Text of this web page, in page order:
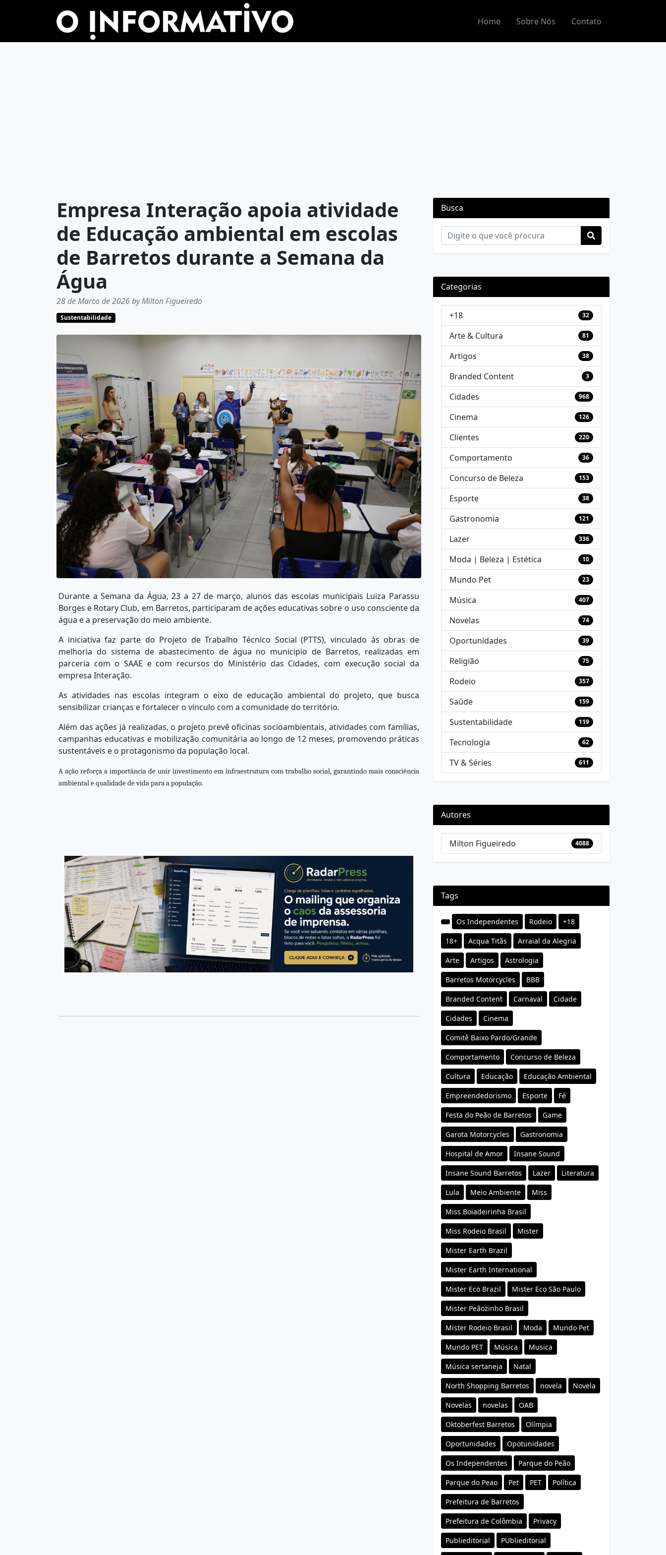
Home Sobre Nós Contato
Empresa Interação apoia atividade
de Educação ambiental em escolas
de Barretos durante a Semana da
Água
28 de Marco de 2026 by Milton Figueiredo
Sustentabilidade
Durante a Semana da Água, 23 a 27 de março, alunos das escolas municipais Luiza Parassu
Borges e Rotary Club, em Barretos, participaram de ações educativas sobre o uso consciente da
água e a preservação do meio ambiente.
A iniciativa faz parte do Projeto de Trabalho Técnico Social (PTTS), vinculado às obras de
melhoria do sistema de abastecimento de água no municipio de Barretos, realizadas em
parceria com o SAAE e com recursos do Ministério das Cidades, com execução social da
empresa Interação.
As atividades nas escolas integram o eixo de educação ambiental do projeto, que busca
sensibilizar crianças e fortalecer o vínculo com a comunidade do território.
Além das ações já realizadas, o projeto prevê oficinas socioambientais, atividades com famílias,
campanhas educativas e mobilização comunitária ao longo de 12 meses, promovendo práticas
sustentáveis e o protagonismo da população local.
A ação reforça a importância de unir investimento em infraestrutura com trabalho social, garantindo mais consciência
ambiental e qualidade de vida para a população.
Busca
Categorias
+18 32
Arte & Cultura 81
Artigos 38
Branded Content 3
Cidades 968
Cinema 126
Clientes 220
Comportamento 36
Concurso de Beleza 153
Esporte 38
Gastronomia 121
Lazer 336
Moda | Beleza | Estética 10
Mundo Pet 23
Música 407
Novelas 74
Oportunidades 39
Religião 75
Rodeio 357
Saúde 159
Sustentabilidade 119
Tecnologia 62
TV & Séries 611
Autores
Milton Figueiredo 4088
Tags
Os Independentes Rodeio +18
18+ Acqua Titãs Arraial da Alegria
Arte Artigos Astrologia
Barretos Motorcycles BBB
Branded Content Carnaval Cidade
Cidades Cinema
Comitê Baixo Pardo/Grande
Comportamento Concurso de Beleza
Cultura Educação Educação Ambiental
Empreendedorismo Esporte Fé
Festa do Peão de Barretos Game
Garota Motorcycles Gastronomia
Hospital de Amor Insane Sound
Insane Sound Barretos Lazer Literatura
Lula Meio Ambiente Miss
Miss Boiadeirinha Brasil
Miss Rodeio Brasil Mister
Mister Earth Brazil
Mister Earth International
Mister Eco Brazil Mister Eco São Paulo
Mister Peãozinho Brasil
Mister Rodeio Brasil Moda Mundo Pet
Mundo PET Música Musica
Música sertaneja Natal
North Shopping Barretos novela Novela
Novelas novelas OAB
Oktoberfest Barretos Olímpia
Oportunidades Opotunidades
Os Independentes Parque do Peão
Parque do Peao Pet PET Política
Prefeitura de Barretos
Prefeitura de Colômbia Privacy
Publieditorial PUblieditorial